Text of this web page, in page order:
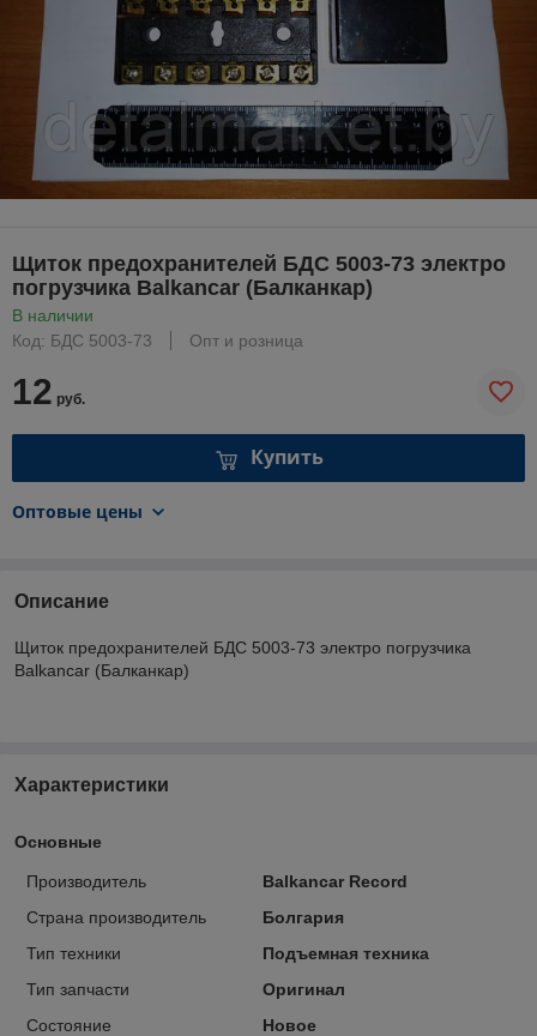
Щиток предохранителей БДС 5003-73 электро
погрузчика Balkancar (Балканкар)
В наличии
Код: БДС 5003-73
Опт и розница
12 руб.
Купить
Оптовые цены
Описание
Щиток предохранителей БДС 5003-73 электро погрузчика
Balkancar (Балканкар)
Характеристики
Основные
Производитель
Balkancar Record
Страна производитель
Болгария
Тип техники
Подъемная техника
Тип запчасти
Оригинал
Состояние
Новое